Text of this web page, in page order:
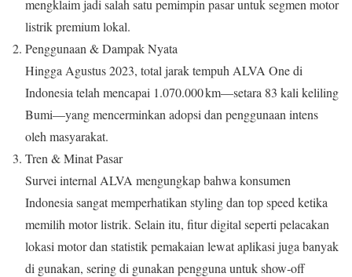
mengklaim jadi salah satu pemimpin pasar untuk segmen motor
listrik premium lokal.
Penggunaan & Dampak Nyata
Hingga Agustus 2023, total jarak tempuh ALVA One di
Indonesia telah mencapai 1.070.000 km—setara 83 kali keliling
Bumi—yang mencerminkan adopsi dan penggunaan intens
oleh masyarakat.
Tren & Minat Pasar
Survei internal ALVA mengungkap bahwa konsumen
Indonesia sangat memperhatikan styling dan top speed ketika
memilih motor listrik. Selain itu, fitur digital seperti pelacakan
lokasi motor dan statistik pemakaian lewat aplikasi juga banyak
di gunakan, sering di gunakan pengguna untuk show‑off